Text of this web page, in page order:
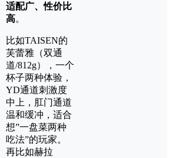
适配广、性价比
高。
比如TAISEN的
芙蕾雅（双通
道/812g），一个
杯子两种体验，
YD通道刺激度
中上，肛门通道
温和缓冲，适合
想”一盘菜两种
吃法”的玩家。
再比如赫拉